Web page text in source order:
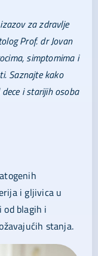
za zdravlje
Prof. dr Jovan
simptomima i
Saznajte kako
i starijih osoba
i gljivica u
blagih i
stanja.